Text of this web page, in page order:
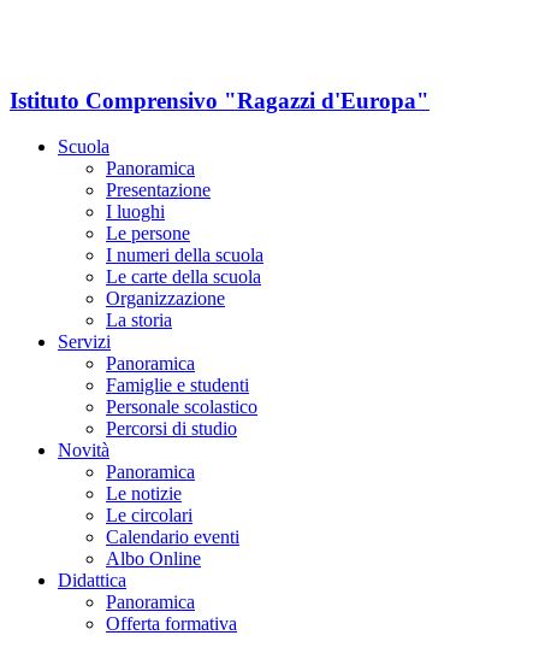
Istituto Comprensivo "Ragazzi d'Europa"
Scuola
Panoramica
Presentazione
I luoghi
Le persone
I numeri della scuola
Le carte della scuola
Organizzazione
La storia
Servizi
Panoramica
Famiglie e studenti
Personale scolastico
Percorsi di studio
Novità
Panoramica
Le notizie
Le circolari
Calendario eventi
Albo Online
Didattica
Panoramica
Offerta formativa